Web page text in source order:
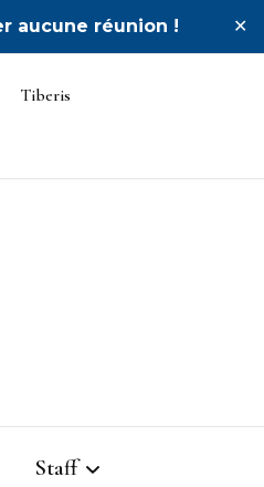
aucune réunion ! ✕
Tiberis
Staff